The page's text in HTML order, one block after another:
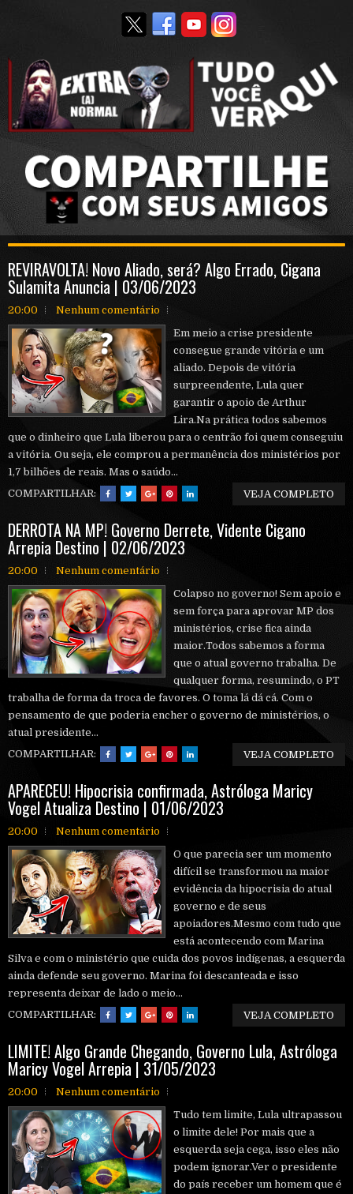
REVIRAVOLTA! Novo Aliado, será? Algo Errado, Cigana
Sulamita Anuncia | 03/06/2023
20:00
Nenhum comentário
Em meio a crise presidente
consegue grande vitória e um
aliado. Depois de vitória
surpreendente, Lula quer
garantir o apoio de Arthur
Lira.Na prática todos sabemos
que o dinheiro que Lula liberou para o centrão foi quem conseguiu
a vitória. Ou seja, ele comprou a permanência dos ministérios por
1,7 bilhões de reais. Mas o saúdo...
COMPARTILHAR:
VEJA COMPLETO
DERROTA NA MP! Governo Derrete, Vidente Cigano
Arrepia Destino | 02/06/2023
20:00
Nenhum comentário
Colapso no governo! Sem apoio e
sem força para aprovar MP dos
ministérios, crise fica ainda
maior.Todos sabemos a forma
que o atual governo trabalha. De
qualquer forma, resumindo, o PT
trabalha de forma da troca de favores. O toma lá dá cá. Com o
pensamento de que poderia encher o governo de ministérios, o
atual presidente...
COMPARTILHAR:
VEJA COMPLETO
APARECEU! Hipocrisia confirmada, Astróloga Maricy
Vogel Atualiza Destino | 01/06/2023
20:00
Nenhum comentário
O que parecia ser um momento
difícil se transformou na maior
evidência da hipocrisia do atual
governo e de seus
apoiadores.Mesmo com tudo que
está acontecendo com Marina
Silva e com o ministério que cuida dos povos indígenas, a esquerda
ainda defende seu governo. Marina foi descanteada e isso
representa deixar de lado o meio...
COMPARTILHAR:
VEJA COMPLETO
LIMITE! Algo Grande Chegando, Governo Lula, Astróloga
Maricy Vogel Arrepia | 31/05/2023
20:00
Nenhum comentário
Tudo tem limite, Lula ultrapassou
o limite dele! Por mais que a
esquerda seja cega, isso eles não
podem ignorar.Ver o presidente
do país receber um homem que é